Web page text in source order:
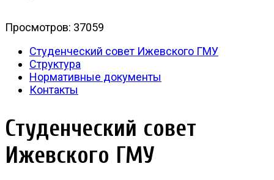
Просмотров: 37059
Студенческий совет Ижевского ГМУ
Структура
Нормативные документы
Контакты
Студенческий совет
Ижевского ГМУ